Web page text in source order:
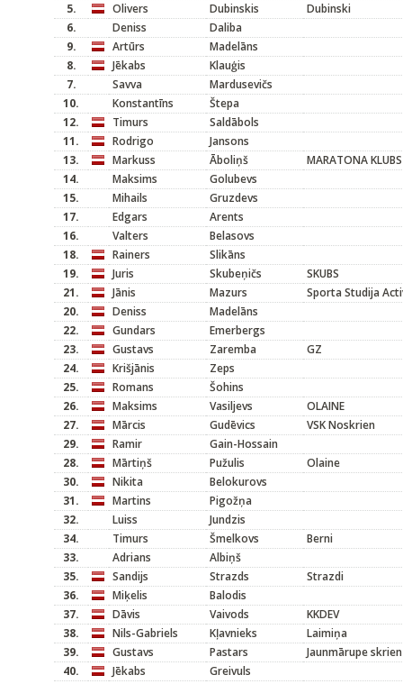
5.
Olivers Dubinskis
Dubinski
6.
Deniss
Daliba
9.
Artūrs
Madelāns
8.
Jēkabs
Klauģis
7.
Savva
Mardusevičs
10.
Konstantīns
Štepa
12.
Timurs
Saldābols
11.
Rodrigo
Jansons
13.
Markuss Āboliņš
MARATONA KLUBS
14.
Maksims
Golubevs
15.
Mihails
Gruzdevs
17.
Edgars
Arents
16.
Valters
Belasovs
18.
Rainers
Slikāns
19.
Juris Skubeņičs
SKUBS
21.
Jānis Mazurs
Sporta Studija
20.
Deniss
Madelāns
22.
Gundars
Emerbergs
23.
Gustavs Zaremba
GZ
24.
Krišjānis
Zeps
25.
Romans
Šohins
26.
Maksims Vasiljevs
OLAINE
27.
Mārcis Gudēvics
VSK Noskrien
29.
Ramir
Gain-Hossain
28.
Mārtiņš Pužulis
Olaine
30.
Nikita
Belokurovs
31.
Martins
Pigožņa
32.
Luiss
Jundzis
34.
Timurs Šmelkovs
Berni
33.
Adrians
Albiņš
35.
Sandijs Strazds
Strazdi
36.
Miķelis
Balodis
37.
Dāvis Vaivods
KKDEV
38.
Nils-Gabriels Kļavnieks
Laimiņa
39.
Gustavs Pastars
Jaunmārupe skrien
40.
Jēkabs Greivuls